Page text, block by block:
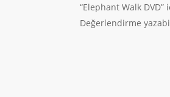
“Elephant Walk
Değerlendirme